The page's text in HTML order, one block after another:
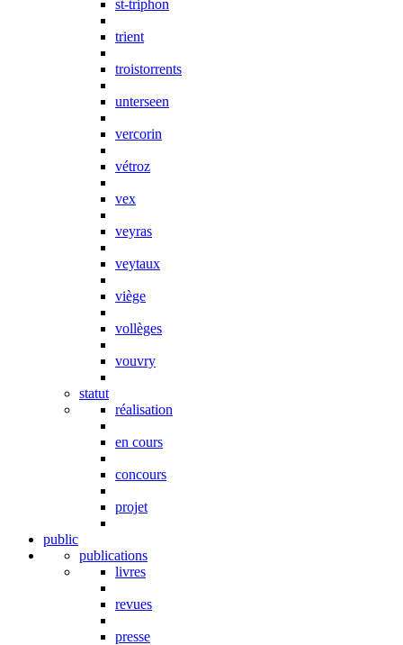
st-triphon
trient
troistorrents
unterseen
vercorin
vétroz
vex
veyras
veytaux
viège
vollèges
vouvry
statut
réalisation
en cours
concours
projet
public
publications
livres
revues
presse